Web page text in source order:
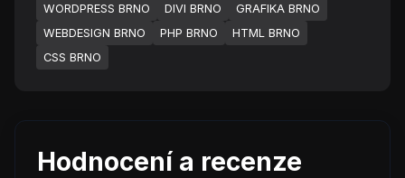
WORDPRESS BRNO DIVI BRNO
GRAFIKA BRNO
WEBDESIGN BRNO
PHP BRNO
HTML BRNO
CSS BRNO
Hodnocení a recenze